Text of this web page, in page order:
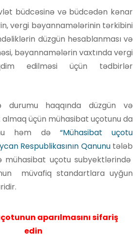
büdcəsinə və büdcədən kənar
vergi bəyannamələrinin tərkibini
düzgün hesablanması və
bəyannamələrin vaxtında vergi
edilməsi üçün tədbirlər
durumu haqqında düzgün və
üçün mühasibat uçotunu da
həm də “Mühasibat uçotu
Respublikasının Qanunutələb
mühasibat uçotu subyektlərində
müvafiq standartlara uyğun
aparılmasını sifariş
edin